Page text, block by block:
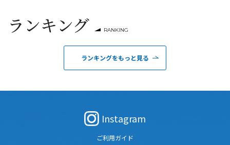
ランキング RANKING
ランキングをもっと見る
Instagram
ご利用ガイド